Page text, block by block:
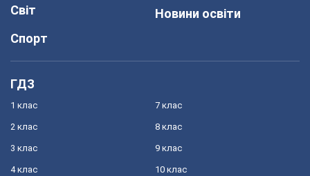
Світ
Спорт
Новини освіти
ГДЗ
1 клас
2 клас
3 клас
4 клас
7 клас
8 клас
9 клас
10 клас